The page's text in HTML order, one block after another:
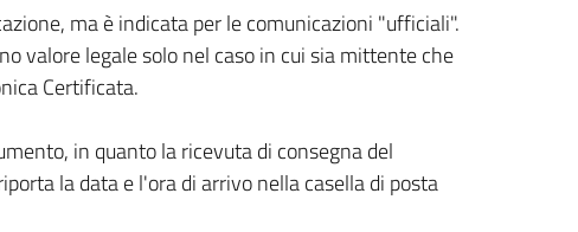
ma è indicata per le comunicazioni "ufficiali".
valore legale solo nel caso in cui sia mittente che
Certificata.
in quanto la ricevuta di consegna del
la data e l'ora di arrivo nella casella di posta